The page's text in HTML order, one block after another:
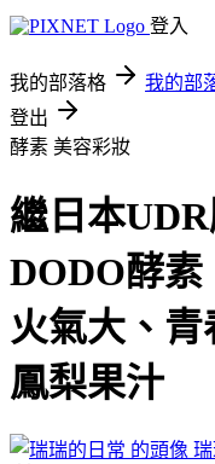
登入
我的部落格 我的部
登出
酵素 美容彩妝
繼日本
DODO酵素
火氣大、
鳳梨果汁